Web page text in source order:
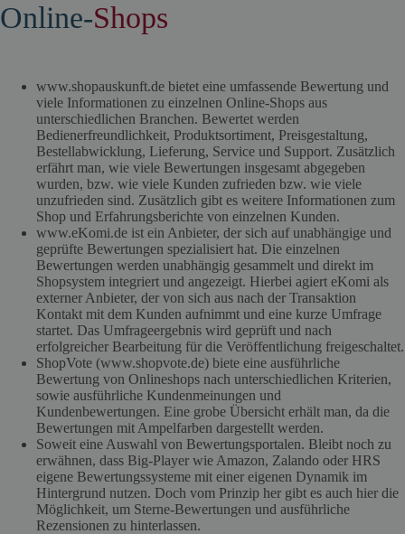
Online-Shops
www.shopauskunft.de bietet eine umfassende Bewertung und
viele Informationen zu einzelnen Online-Shops aus
unterschiedlichen Branchen. Bewertet werden
Bedienerfreundlichkeit, Produktsortiment, Preisgestaltung,
Bestellabwicklung, Lieferung, Service und Support. Zusätzlich
erfährt man, wie viele Bewertungen insgesamt abgegeben
wurden, bzw. wie viele Kunden zufrieden bzw. wie viele
unzufrieden sind. Zusätzlich gibt es weitere Informationen zum
Shop und Erfahrungsberichte von einzelnen Kunden.
www.eKomi.de ist ein Anbieter, der sich auf unabhängige und
geprüfte Bewertungen spezialisiert hat. Die einzelnen
Bewertungen werden unabhängig gesammelt und direkt im
Shopsystem integriert und angezeigt. Hierbei agiert eKomi als
externer Anbieter, der von sich aus nach der Transaktion
Kontakt mit dem Kunden aufnimmt und eine kurze Umfrage
startet. Das Umfrageergebnis wird geprüft und nach
erfolgreicher Bearbeitung für die Veröffentlichung freigeschaltet.
ShopVote (www.shopvote.de) biete eine ausführliche
Bewertung von Onlineshops nach unterschiedlichen Kriterien,
sowie ausführliche Kundenmeinungen und
Kundenbewertungen. Eine grobe Übersicht erhält man, da die
Bewertungen mit Ampelfarben dargestellt werden.
Soweit eine Auswahl von Bewertungsportalen. Bleibt noch zu
erwähnen, dass Big-Player wie Amazon, Zalando oder HRS
eigene Bewertungssysteme mit einer eigenen Dynamik im
Hintergrund nutzen. Doch vom Prinzip her gibt es auch hier die
Möglichkeit, um Sterne-Bewertungen und ausführliche
Rezensionen zu hinterlassen.